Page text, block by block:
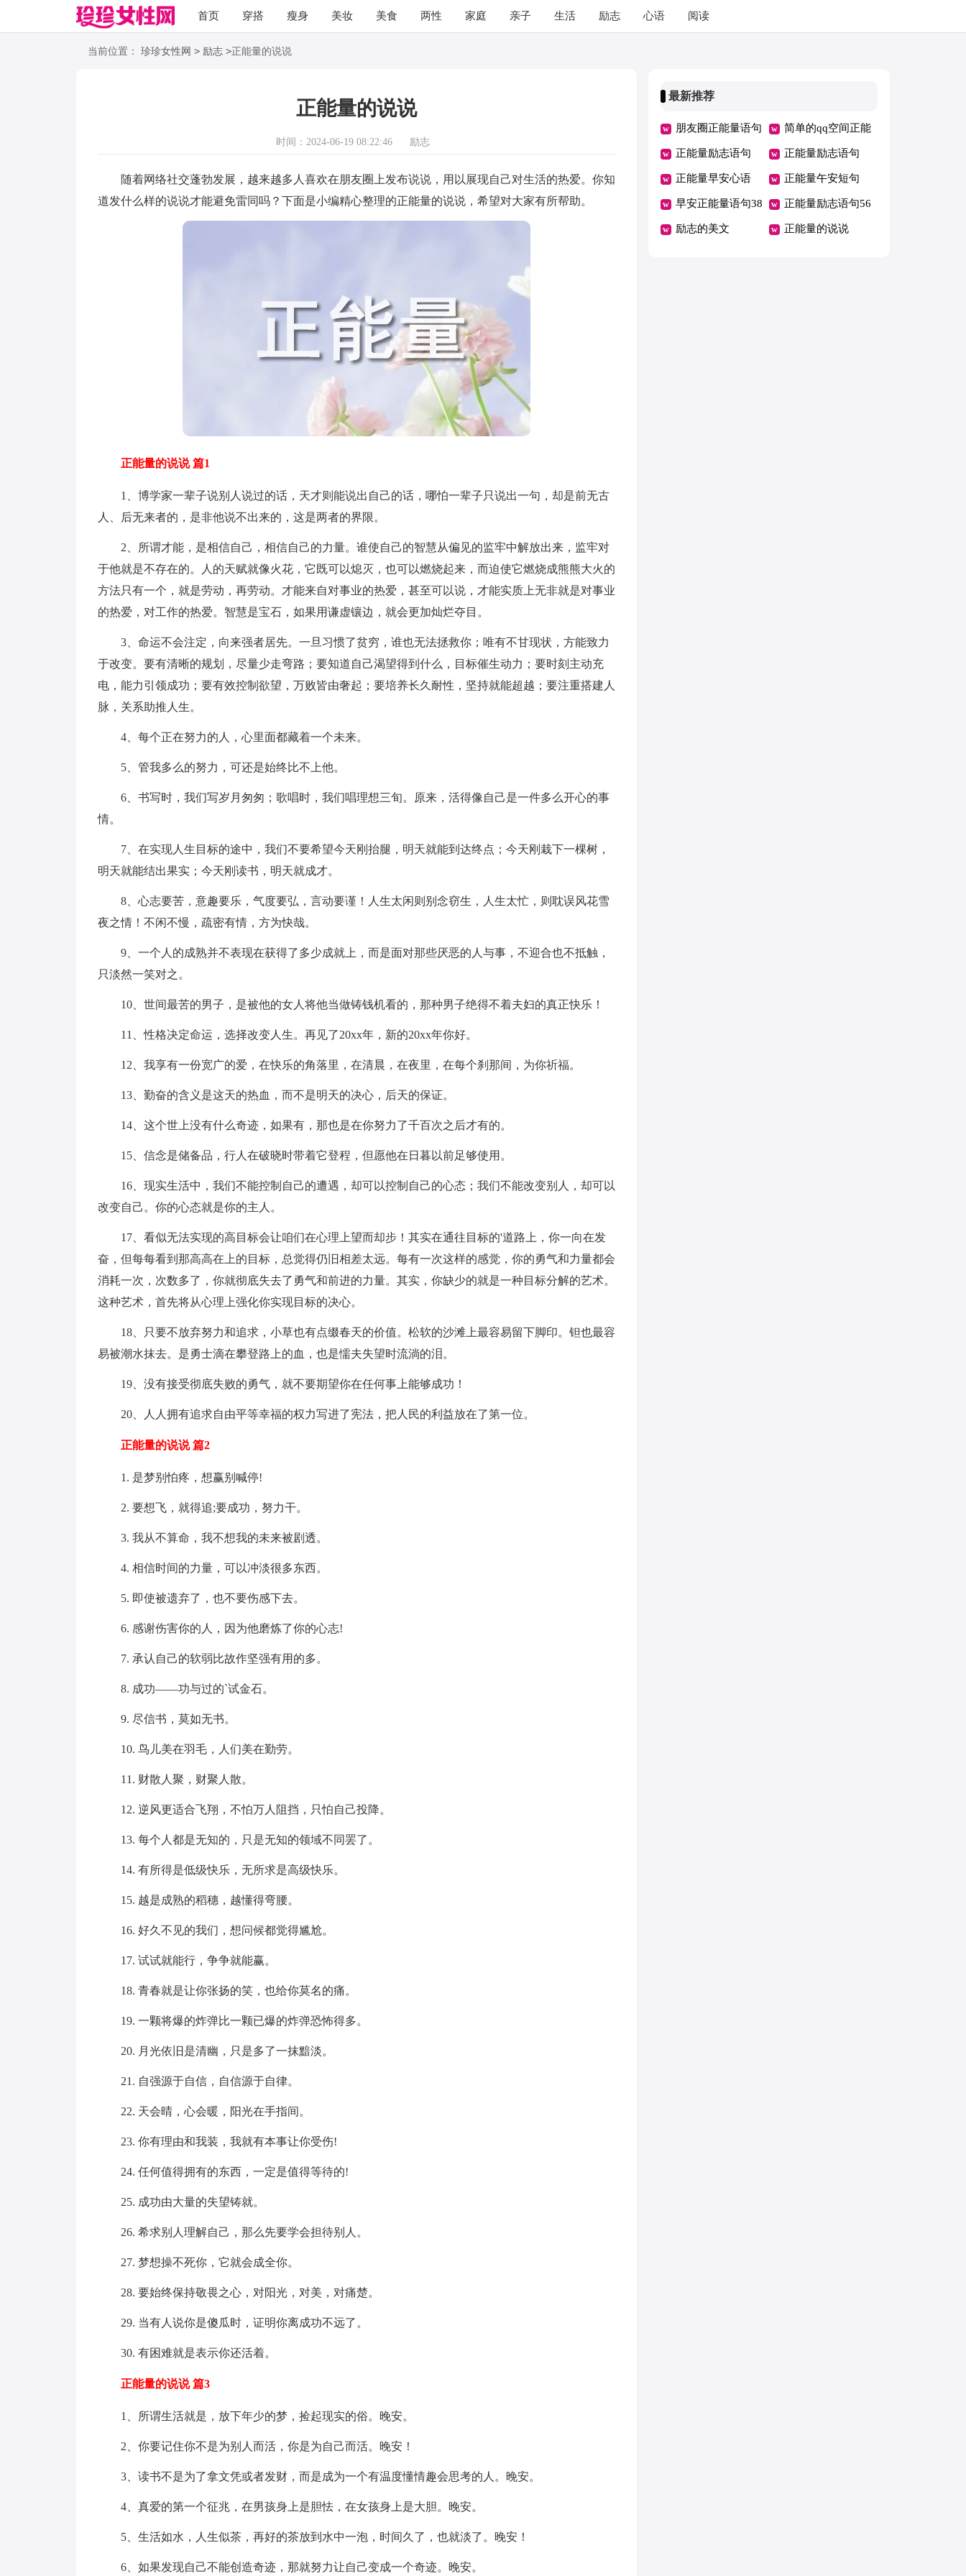
首页 穿搭 瘦身 美妆 美食 两性 家庭 亲子 生活 励志 心语 阅读
职场 语录
当前位置： 珍珍女性网 > 励志 >正能量的说说
正能量的说说
时间：2024-06-19 08:22:46 励志
随着网络社交蓬勃发展，越来越多人喜欢在朋友圈上发布说说，用以展现自己对生活的热爱。你知
道发什么样的说说才能避免雷同吗？下面是小编精心整理的正能量的说说，希望对大家有所帮助。
正能量的说说 篇1
1、博学家一辈子说别人说过的话，天才则能说出自己的话，哪怕一辈子只说出一句，却是前无古
人、后无来者的，是非他说不出来的，这是两者的界限。
2、所谓才能，是相信自己，相信自己的力量。谁使自己的智慧从偏见的监牢中解放出来，监牢对
于他就是不存在的。人的天赋就像火花，它既可以熄灭，也可以燃烧起来，而迫使它燃烧成熊熊大火的
方法只有一个，就是劳动，再劳动。才能来自对事业的热爱，甚至可以说，才能实质上无非就是对事业
的热爱，对工作的热爱。智慧是宝石，如果用谦虚镶边，就会更加灿烂夺目。
3、命运不会注定，向来强者居先。一旦习惯了贫穷，谁也无法拯救你；唯有不甘现状，方能致力
于改变。要有清晰的规划，尽量少走弯路；要知道自己渴望得到什么，目标催生动力；要时刻主动充
电，能力引领成功；要有效控制欲望，万败皆由奢起；要培养长久耐性，坚持就能超越；要注重搭建人
脉，关系助推人生。
4、每个正在努力的人，心里面都藏着一个未来。
5、管我多么的努力，可还是始终比不上他。
6、书写时，我们写岁月匆匆；歌唱时，我们唱理想三旬。原来，活得像自己是一件多么开心的事
情。
7、在实现人生目标的途中，我们不要希望今天刚抬腿，明天就能到达终点；今天刚栽下一棵树，
明天就能结出果实；今天刚读书，明天就成才。
8、心志要苦，意趣要乐，气度要弘，言动要谨！人生太闲则别念窃生，人生太忙，则耽误风花雪
夜之情！不闲不慢，疏密有情，方为快哉。
9、一个人的成熟并不表现在获得了多少成就上，而是面对那些厌恶的人与事，不迎合也不抵触，
只淡然一笑对之。
10、世间最苦的男子，是被他的女人将他当做铸钱机看的，那种男子绝得不着夫妇的真正快乐！
11、性格决定命运，选择改变人生。再见了20xx年，新的20xx年你好。
12、我享有一份宽广的爱，在快乐的角落里，在清晨，在夜里，在每个刹那间，为你祈福。
13、勤奋的含义是这天的热血，而不是明天的决心，后天的保证。
14、这个世上没有什么奇迹，如果有，那也是在你努力了千百次之后才有的。
15、信念是储备品，行人在破晓时带着它登程，但愿他在日暮以前足够使用。
16、现实生活中，我们不能控制自己的遭遇，却可以控制自己的心态；我们不能改变别人，却可以
改变自己。你的心态就是你的主人。
17、看似无法实现的高目标会让咱们在心理上望而却步！其实在通往目标的'道路上，你一向在发
奋，但每每看到那高高在上的目标，总觉得仍旧相差太远。每有一次这样的感觉，你的勇气和力量都会
消耗一次，次数多了，你就彻底失去了勇气和前进的力量。其实，你缺少的就是一种目标分解的艺术。
这种艺术，首先将从心理上强化你实现目标的决心。
18、只要不放弃努力和追求，小草也有点缀春天的价值。松软的沙滩上最容易留下脚印。钽也最容
易被潮水抹去。是勇士滴在攀登路上的血，也是懦夫失望时流淌的泪。
19、没有接受彻底失败的勇气，就不要期望你在任何事上能够成功！
20、人人拥有追求自由平等幸福的权力写进了宪法，把人民的利益放在了第一位。
正能量的说说 篇2
1. 是梦别怕疼，想赢别喊停!
2. 要想飞，就得追;要成功，努力干。
3. 我从不算命，我不想我的未来被剧透。
4. 相信时间的力量，可以冲淡很多东西。
5. 即使被遗弃了，也不要伤感下去。
6. 感谢伤害你的人，因为他磨炼了你的心志!
7. 承认自己的软弱比故作坚强有用的多。
8. 成功——功与过的`试金石。
9. 尽信书，莫如无书。
10. 鸟儿美在羽毛，人们美在勤劳。
11. 财散人聚，财聚人散。
12. 逆风更适合飞翔，不怕万人阻挡，只怕自己投降。
13. 每个人都是无知的，只是无知的领域不同罢了。
14. 有所得是低级快乐，无所求是高级快乐。
15. 越是成熟的稻穗，越懂得弯腰。
16. 好久不见的我们，想问候都觉得尴尬。
17. 试试就能行，争争就能赢。
18. 青春就是让你张扬的笑，也给你莫名的痛。
19. 一颗将爆的炸弹比一颗已爆的炸弹恐怖得多。
20. 月光依旧是清幽，只是多了一抹黯淡。
21. 自强源于自信，自信源于自律。
22. 天会晴，心会暖，阳光在手指间。
23. 你有理由和我装，我就有本事让你受伤!
24. 任何值得拥有的东西，一定是值得等待的!
25. 成功由大量的失望铸就。
26. 希求别人理解自己，那么先要学会担待别人。
27. 梦想操不死你，它就会成全你。
28. 要始终保持敬畏之心，对阳光，对美，对痛楚。
29. 当有人说你是傻瓜时，证明你离成功不远了。
30. 有困难就是表示你还活着。
正能量的说说 篇3
1、所谓生活就是，放下年少的梦，捡起现实的俗。晚安。
2、你要记住你不是为别人而活，你是为自己而活。晚安！
3、读书不是为了拿文凭或者发财，而是成为一个有温度懂情趣会思考的人。晚安。
4、真爱的第一个征兆，在男孩身上是胆怯，在女孩身上是大胆。晚安。
5、生活如水，人生似茶，再好的茶放到水中一泡，时间久了，也就淡了。晚安！
6、如果发现自己不能创造奇迹，那就努力让自己变成一个奇迹。晚安。
最新推荐
朋友圈正能量语句
39条
简单的qq空间正能
量语句69条
正能量励志语句 正能量励志语句
正能量早安心语 正能量午安短句
早安正能量语句38
条
正能量励志语句56
条
励志的美文 正能量的说说